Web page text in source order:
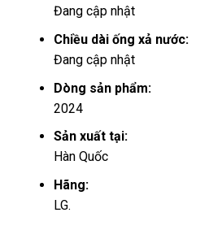
Đang cập nhật
Chiều dài ống xả nước:
Đang cập nhật
Dòng sản phẩm:
2024
Sản xuất tại:
Hàn Quốc
Hãng:
LG.